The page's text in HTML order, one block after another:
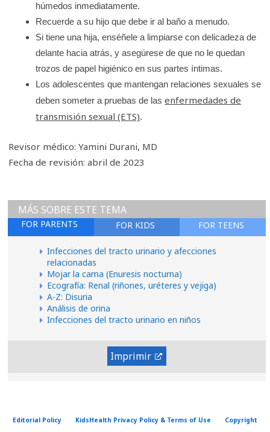
húmedos inmediatamente.
Recuerde a su hijo que debe ir al baño a menudo.
Si tiene una hija, enséñele a limpiarse con delicadeza de
delante hacia atrás, y asegúrese de que no le quedan
trozos de papel higiénico en sus partes íntimas.
Los adolescentes que mantengan relaciones sexuales se
deben someter a pruebas de lasenfermedades de
transmisión sexual (ETS).
Revisor médico: Yamini Durani, MD
Fecha de revisión: abril de 2023
FOR TEENS
FOR KIDS
FOR PARENTS
MÁS SOBRE ESTE TEMA
Infecciones del tracto urinario y afecciones
relacionadas
Mojar la cama (Enuresis nocturna)
Ecografía: Renal (riñones, uréteres y vejiga)
A-Z: Disuria
Análisis de orina
Infecciones del tracto urinario en niños
Imprimir
Editorial Policy KidsHealth Privacy Policy & Terms of Use Copyright